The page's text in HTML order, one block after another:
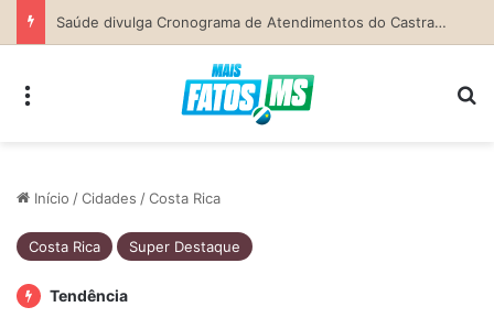
Secretaria da Mulher de Costa Rica abre Agosto Lilás com palestra sobre ciclo da violência e defesa pessoal
Início /Cidades /Costa Rica
Costa Rica Super Destaque
Tendência